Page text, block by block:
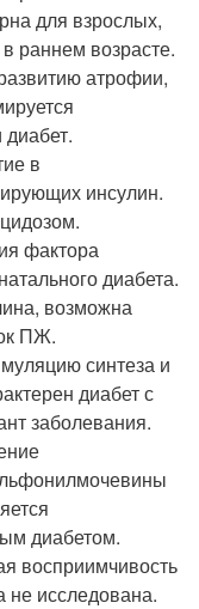
для взрослых,
раннем возрасте.
атрофии,
в
инсулин.
фактора
диабета.
возможна
ПЖ.
синтеза и
диабет с
заболевания.
диабетом.
восприимчивость
не исследована.